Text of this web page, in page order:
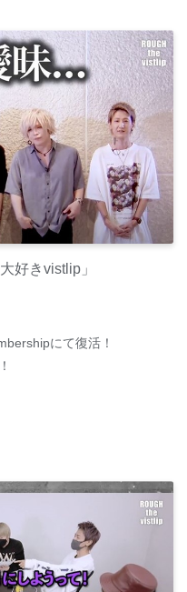
好きvistlip」
にて復活！